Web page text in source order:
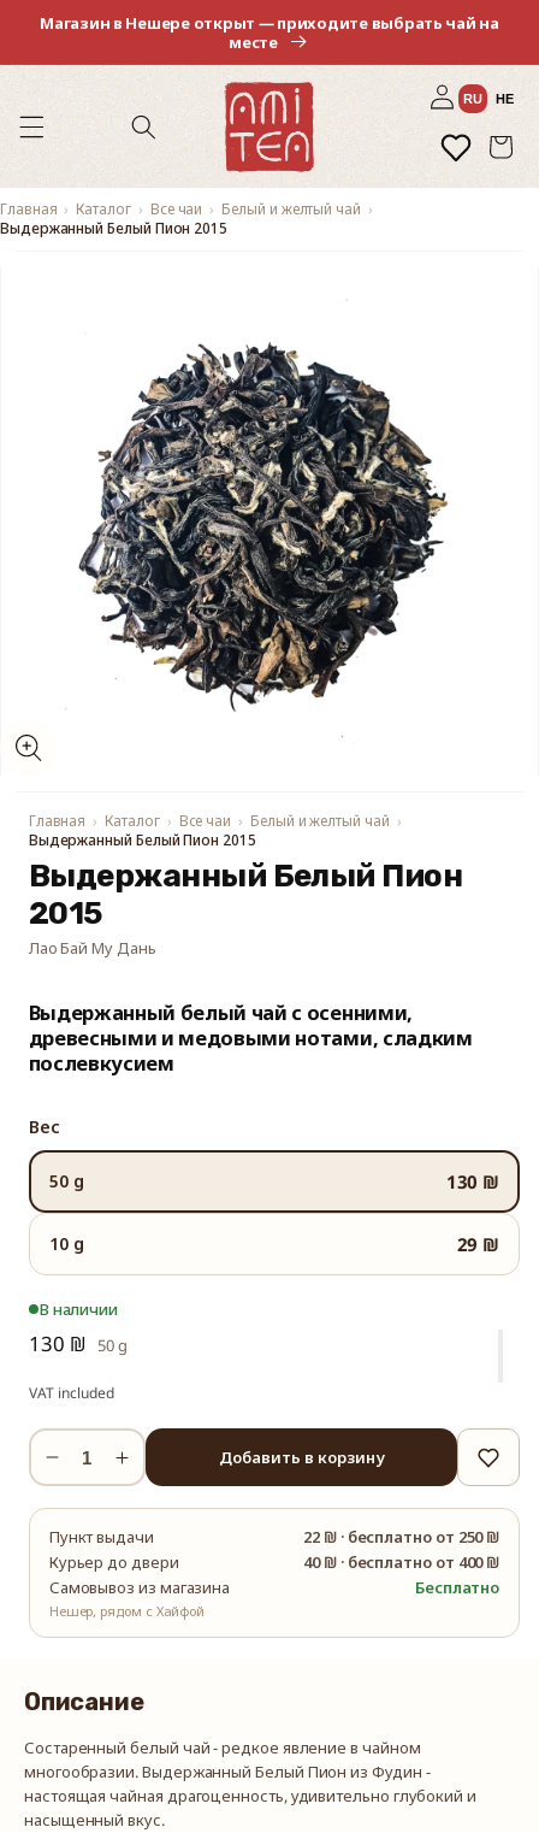
Магазин в Нешере открыт — приходите выбрать чай на
месте
RU HE
Войти
Избранное
Корзина
Главная Каталог Все чаи
Белый и желтый чай
Выдержанный Белый Пион 2015
медиа-
файлы
модальном
окне
Главная Каталог Все чаи
Белый и желтый чай
Выдержанный Белый Пион 2015
Выдержанный Белый Пион
2015
Лао Бай Му Дань
Выдержанный белый чай с осенними,
древесными и медовыми нотами, сладким
послевкусием
Вес
50 g 130 ₪
10 g 29 ₪
В наличии
130 ₪ 50 g
VAT included
Уменьшить
количество
Белый
Пион
2015
Увеличить
количество
Белый
Пион
2015
Добавить в корзину
Пункт выдачи 22 ₪ · бесплатно от 250 ₪
Курьер до двери
40 ₪ · бесплатно от 400 ₪
Самовывоз из магазина
Нешер, рядом с Хайфой
Бесплатно
Описание
Состаренный белый чай - редкое явление в чайном
многообразии. Выдержанный Белый Пион из Фудин -
настоящая чайная драгоценность, удивительно глубокий и
насыщенный вкус.